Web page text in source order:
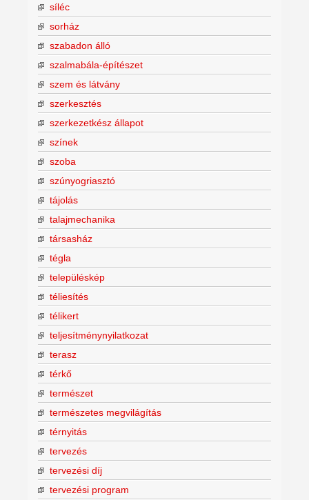
síléc
sorház
szabadon álló
szalmabála-építészet
szem és látvány
szerkesztés
szerkezetkész állapot
színek
szoba
szúnyogriasztó
tájolás
talajmechanika
társasház
tégla
településkép
téliesítés
télikert
teljesítménynyilatkozat
terasz
térkő
természet
természetes megvilágítás
térnyitás
tervezés
tervezési díj
tervezési program